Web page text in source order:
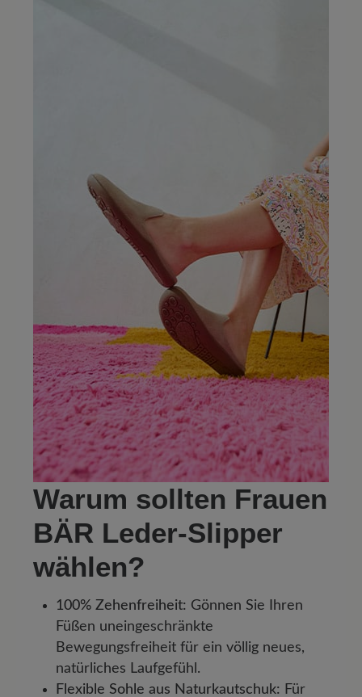
Warum sollten Frauen
BÄR Leder-Slipper
wählen?
100% Zehenfreiheit: Gönnen Sie Ihren
Füßen uneingeschränkte
Bewegungsfreiheit für ein völlig neues,
natürliches Laufgefühl.
Flexible Sohle aus Naturkautschuk: Für